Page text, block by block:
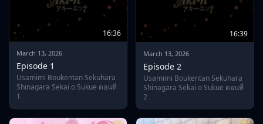
16:36
March 13, 2026
Episode 1
Usamimi Boukentan Sekuhara
Shinagara Sekai o Sukue ตอนที่
1
16:39
March 13, 2026
Episode 2
Usamimi Boukentan Sekuhara
Shinagara Sekai o Sukue ตอนที่
2